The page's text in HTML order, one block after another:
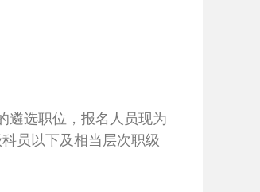
遴选职位，报名人员现为
员以下及相当层次职级